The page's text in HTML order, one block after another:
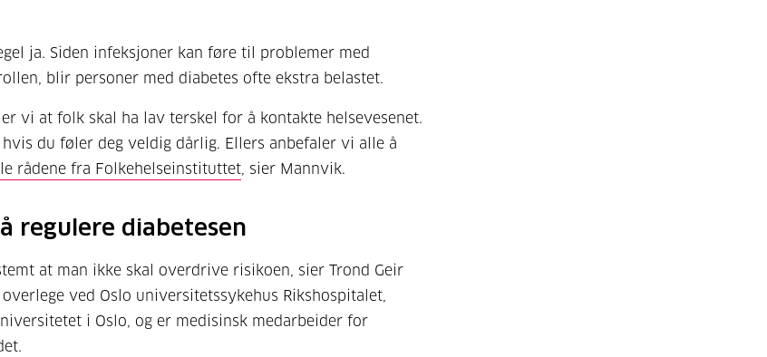
ja. Siden infeksjoner kan føre til problemer med
blir personer med diabetes ofte ekstra belastet.
vi at folk skal ha lav terskel for å kontakte helsevesenet.
hvis du føler deg veldig dårlig. Ellers anbefaler vi alle å
rådene fra Folkehelseinstituttet, sier Mannvik.
regulere diabetesen
at man ikke skal overdrive risikoen, sier Trond Geir
overlege ved Oslo universitetssykehus Rikshospitalet,
i Oslo, og er medisinsk medarbeider for